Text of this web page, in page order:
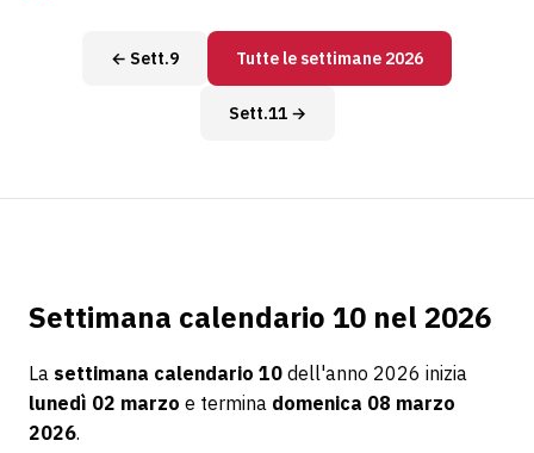
← Sett.9 Tutte le settimane 2026
Sett.11 →
Settimana calendario 10 nel 2026
La settimana calendario 10 dell'anno 2026 inizia
lunedì 02 marzo e termina domenica 08 marzo
2026.